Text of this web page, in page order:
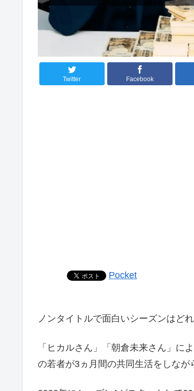
Twitter Facebook
Pocket
ノンタイトルで面白いシーズンはど
「ヒカルさん」「朝倉未来さん」に
の若者が3ヵ月間の共同生活をしなが